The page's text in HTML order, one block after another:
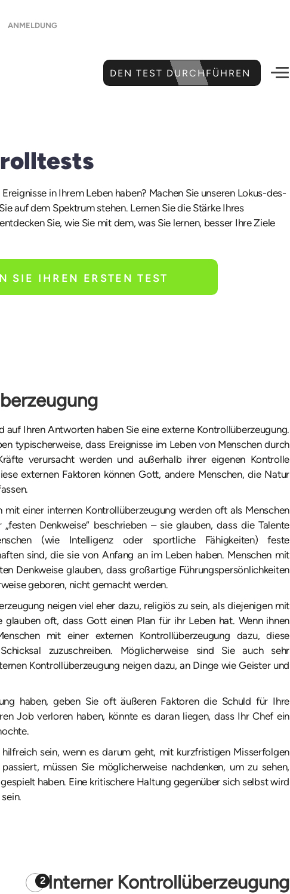
ANMELDUNG
DEN TEST DURCHFÜHREN
in Ihrem Leben haben? Machen Sie unseren Lokus-des-
auf dem Spektrum stehen. Lernen Sie die Stärke Ihres
Sie, wie Sie mit dem, was Sie lernen, besser Ihre Ziele
SIE IHREN ERSTEN TEST
auf Ihren Antworten haben Sie eine externe Kontrollüberzeugung.
typischerweise, dass Ereignisse im Leben von Menschen durch
verursacht werden und außerhalb ihrer eigenen Kontrolle
externen Faktoren können Gott, andere Menschen, die Natur
mit einer internen Kontrollüberzeugung werden oft als Menschen
„festen Denkweise“ beschrieben – sie glauben, dass die Talente
(wie Intelligenz oder sportliche Fähigkeiten) feste
sind, die sie von Anfang an im Leben haben. Menschen mit
Denkweise glauben, dass großartige Führungspersönlichkeiten
geboren, nicht gemacht werden.
neigen viel eher dazu, religiös zu sein, als diejenigen mit
glauben oft, dass Gott einen Plan für ihr Leben hat. Wenn ihnen
mit einer externen Kontrollüberzeugung dazu, diese
zuzuschreiben. Möglicherweise sind Sie auch sehr
Kontrollüberzeugung neigen dazu, an Dinge wie Geister und
haben, geben Sie oft äußeren Faktoren die Schuld für Ihre
Job verloren haben, könnte es daran liegen, dass Ihr Chef ein
sein, wenn es darum geht, mit kurzfristigen Misserfolgen
müssen Sie möglicherweise nachdenken, um zu sehen,
haben. Eine kritischere Haltung gegenüber sich selbst wird
2 Interner Kontrollüberzeugung